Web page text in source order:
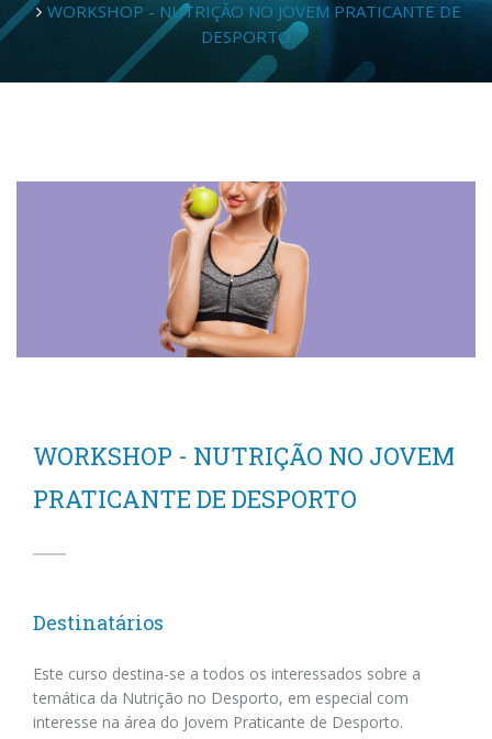
WORKSHOP - NUTRIÇÃO NO JOVEM PRATICANTE DE
DESPORTO
WORKSHOP - NUTRIÇÃO NO JOVEM
PRATICANTE DE DESPORTO
Destinatários
Este curso destina-se a todos os interessados sobre a
temática da Nutrição no Desporto, em especial com
interesse na área do Jovem Praticante de Desporto.